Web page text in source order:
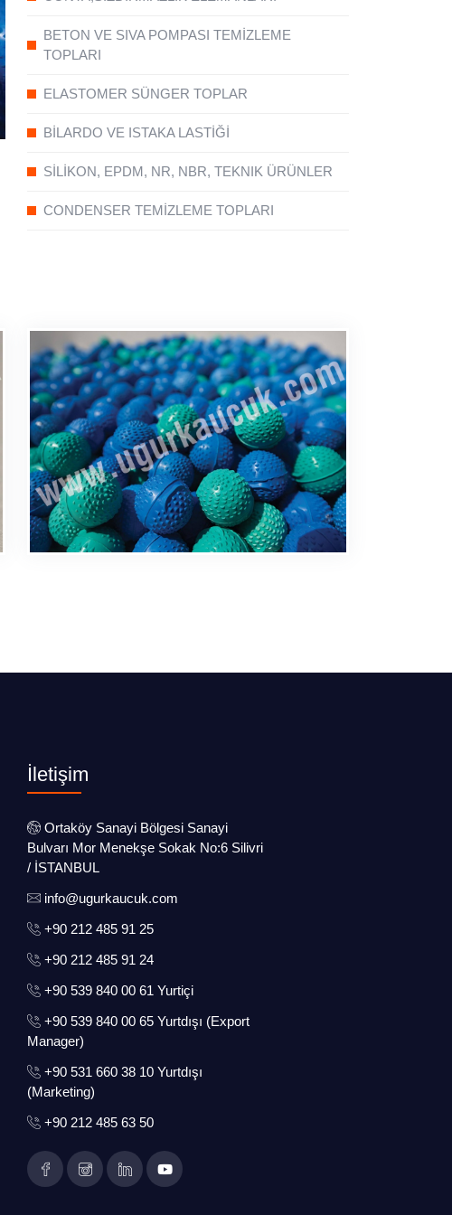
BETON VE SIVA POMPASI TEMİZLEME
TOPLARI
ELASTOMER SÜNGER TOPLAR
BİLARDO VE ISTAKA LASTİĞİ
SİLİKON, EPDM, NR, NBR, TEKNIK ÜRÜNLER
CONDENSER TEMİZLEME TOPLARI
İletişim
Ortaköy Sanayi Bölgesi Sanayi
Bulvarı Mor Menekşe Sokak No:6 Silivri
/ İSTANBUL
info@ugurkaucuk.com
+90 212 485 91 25
+90 212 485 91 24
+90 539 840 00 61 Yurtiçi
+90 539 840 00 65 Yurtdışı (Export
Manager)
+90 531 660 38 10 Yurtdışı
(Marketing)
+90 212 485 63 50